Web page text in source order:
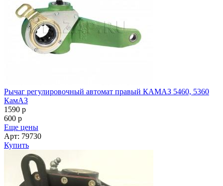
Рычаг регулировочный автомат правый КАМАЗ 5460, 5360
КамАЗ
1590 p
600 p
Еще цены
Арт: 79730
Купить